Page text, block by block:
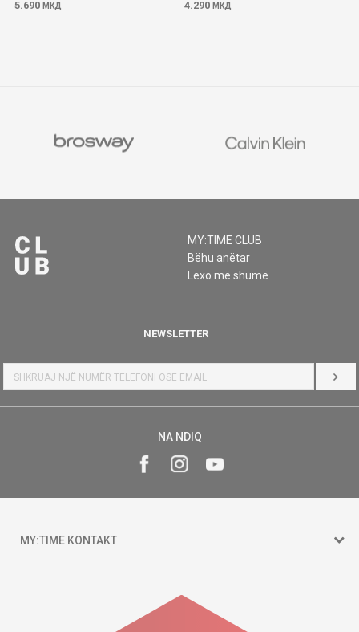
5.690 МКД 4.290 МКД
MY:TIME CLUB
Bëhu anëtar
Lexo më shumë
NEWSLETTER
HYR
NA NDIQ
MY:TIME KONTAKT
Goce Nikolovski 74 Shkup